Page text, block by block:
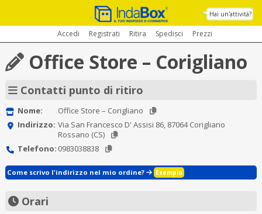
Hai un'attività?
Accedi Registrati Ritira Spedisci Prezzi
Office Store – Corigliano
Contatti punto di ritiro
Nome:
Office Store – Corigliano
Indirizzo: Via San Francesco D' Assisi 86, 87064 Corigliano
Rossano (CS)
Telefono: 0983038838
Come scrivo l'indirizzo nel mio ordine? Esempio
Orari